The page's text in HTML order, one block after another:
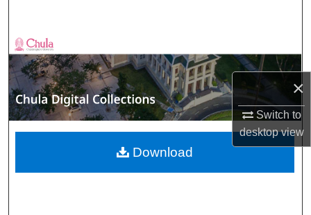
×
Switch to
desktopview
Browse Collections
My Account
About
Digital Commons Network™
Download